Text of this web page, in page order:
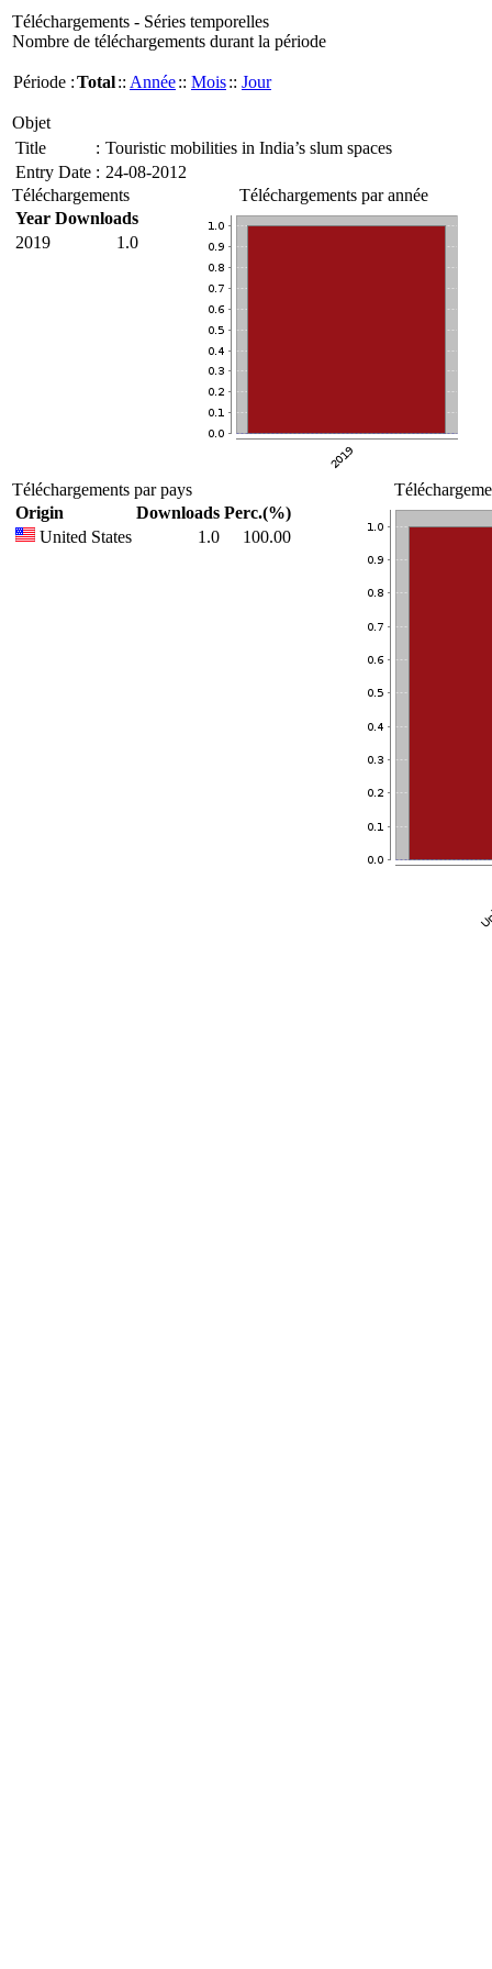
Téléchargements - Séries temporelles
Nombre de téléchargements durant la période
Période :Total:: Année:: Mois:: Jour
Objet
Title
: Touristic mobilities in India’s slum spaces
Entry Date : 24-08-2012
Téléchargements
Year Downloads
2019
1.0
Téléchargements par année
Téléchargements par pays
Origin
Downloads Perc.(%)
United States
1.0 100.00